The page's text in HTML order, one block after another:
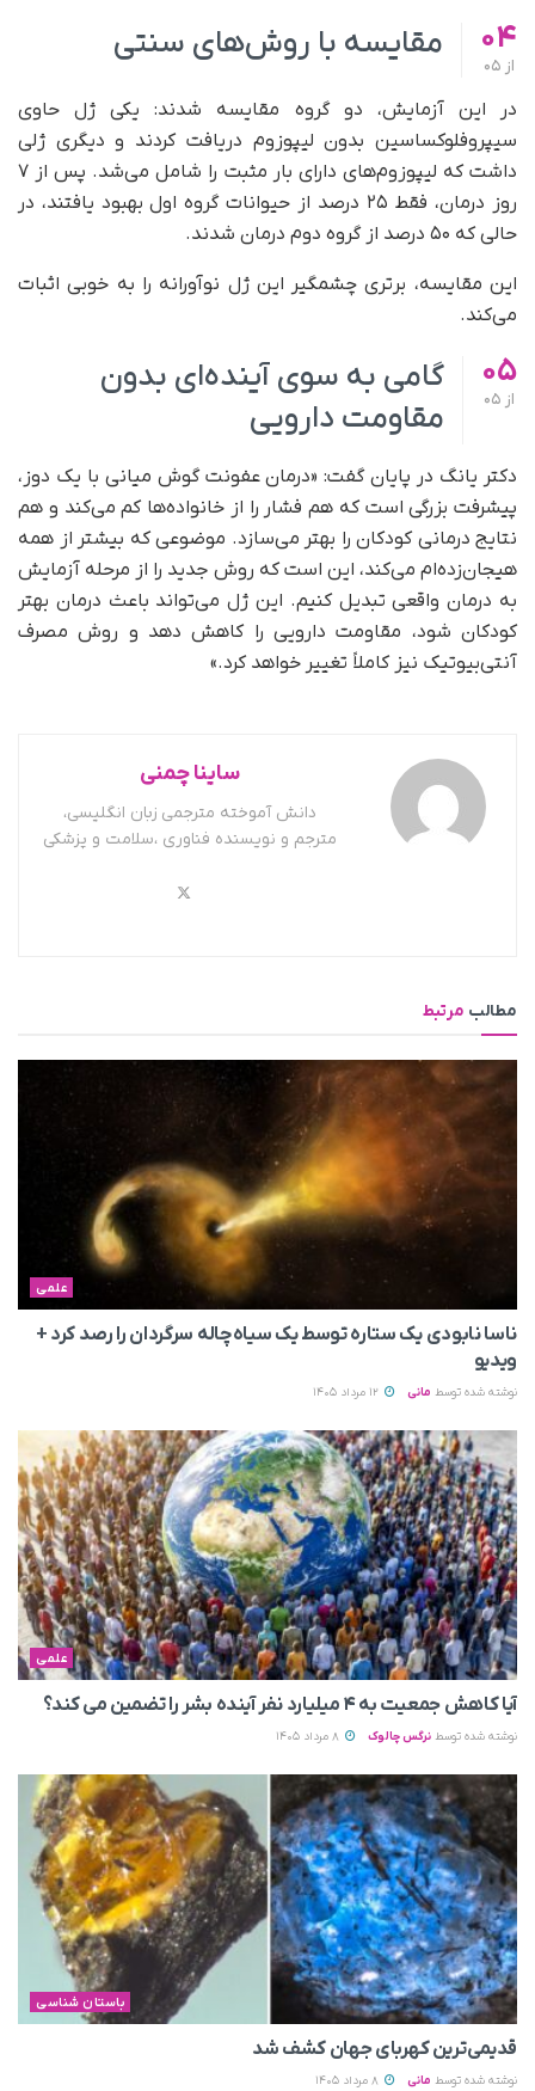
04
از
مقایسه با روش‌های سنتی
در این آزمایش، دو گروه مقایسه شدند: یکی ژل حاوی
سیپروفلوکساسین بدون لیپوزوم دریافت کردند و دیگری ژلی
داشت که لیپوزوم‌های دارای بار مثبت را شامل می‌شد. پس از ۷
روز درمان، فقط ۲۵ درصد از حیوانات گروه اول بهبود یافتند، در
حالی که ۵۰ درصد از گروه دوم درمان شدند.
این مقایسه، برتری چشمگیر این ژل نوآورانه را به خوبی اثبات
می‌کند.
05
از
گامی به سوی آینده‌ای بدون
مقاومت دارویی
دکتر یانگ در پایان گفت: «درمان عفونت گوش میانی با یک دوز،
پیشرفت بزرگی است که هم فشار را از خانواده‌ها کم می‌کند و هم
نتایج درمانی کودکان را بهتر می‌سازد. موضوعی که بیشتر از همه
هیجان‌زده‌ام می‌کند، این است که روش جدید را از مرحله آزمایش
به درمان واقعی تبدیل کنیم. این ژل می‌تواند باعث درمان بهتر
کودکان شود، مقاومت دارویی را کاهش دهد و روش مصرف
آنتی‌بیوتیک نیز کاملاً تغییر خواهد کرد.»
ساینا چمنی
دانش آموخته مترجمی زبان انگلیسی،
مترجم و نویسنده فناوری ،سلامت و پزشکی
مطالب مرتبط
علمی
ناسا نابودی یک ستاره توسط یک سیاه‌چاله سرگردان را رصد کرد +
ویدیو
نوشته شده توسط مانی
علمی
آیا کاهش جمعیت به ۴ میلیارد نفر آینده بشر را تضمین می‌ کند؟
نوشته شده توسط نرگس چالوک
باستان شناسی
قدیمی‌ترین کهربای جهان کشف شد
نوشته شده توسط مانی